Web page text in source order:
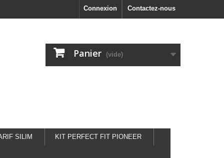
Contactez-nous
Connexion
Panier (vide)
SILIM KIT PERFECT FIT PIONEER